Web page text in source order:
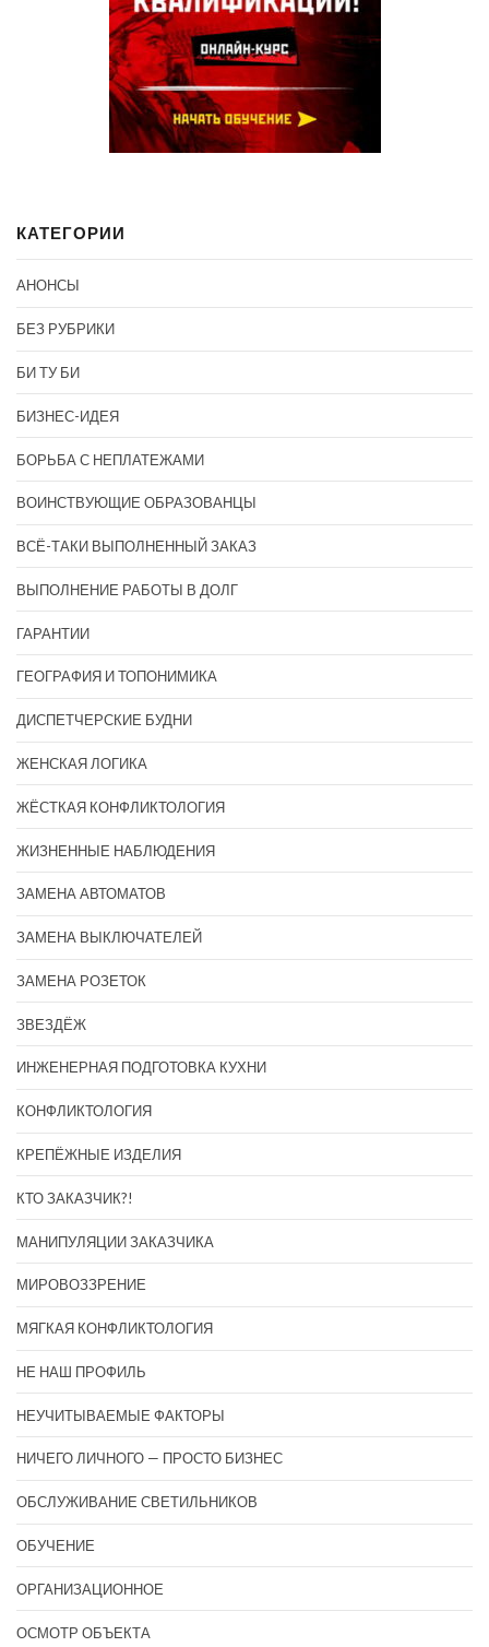
КАТЕГОРИИ
АНОНСЫ
БЕЗ РУБРИКИ
БИ ТУ БИ
БИЗНЕС-ИДЕЯ
БОРЬБА С НЕПЛАТЕЖАМИ
ВОИНСТВУЮЩИЕ ОБРАЗОВАНЦЫ
ВСЁ-ТАКИ ВЫПОЛНЕННЫЙ ЗАКАЗ
ВЫПОЛНЕНИЕ РАБОТЫ В ДОЛГ
ГАРАНТИИ
ГЕОГРАФИЯ И ТОПОНИМИКА
ДИСПЕТЧЕРСКИЕ БУДНИ
ЖЕНСКАЯ ЛОГИКА
ЖЁСТКАЯ КОНФЛИКТОЛОГИЯ
ЖИЗНЕННЫЕ НАБЛЮДЕНИЯ
ЗАМЕНА АВТОМАТОВ
ЗАМЕНА ВЫКЛЮЧАТЕЛЕЙ
ЗАМЕНА РОЗЕТОК
ЗВЕЗДЁЖ
ИНЖЕНЕРНАЯ ПОДГОТОВКА КУХНИ
КОНФЛИКТОЛОГИЯ
КРЕПЁЖНЫЕ ИЗДЕЛИЯ
КТО ЗАКАЗЧИК?!
МАНИПУЛЯЦИИ ЗАКАЗЧИКА
МИРОВОЗЗРЕНИЕ
МЯГКАЯ КОНФЛИКТОЛОГИЯ
НЕ НАШ ПРОФИЛЬ
НЕУЧИТЫВАЕМЫЕ ФАКТОРЫ
НИЧЕГО ЛИЧНОГО — ПРОСТО БИЗНЕС
ОБСЛУЖИВАНИЕ СВЕТИЛЬНИКОВ
ОБУЧЕНИЕ
ОРГАНИЗАЦИОННОЕ
ОСМОТР ОБЪЕКТА